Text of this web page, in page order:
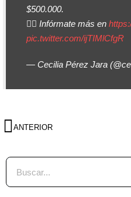
$500.000.
👉🏼 Infórmate más en
pic.twitter.com/ijTIMlCfgR
— Cecilia Pérez Jara
ANTERIOR